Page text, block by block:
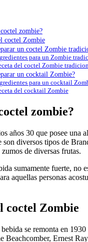
zombie?
coctel Zombie
un coctel Zombie
para un Zombie
del coctel Zombie
un cocktail Zombie?
para un cocktail
del cocktail Zombie
zombie?
años 30 que posee una
son diversos tipos de
de diversas frutas.
sumamente fuerte, no
aquellas personas
coctel Zombie
se remonta en
Beachcomber, Ernest